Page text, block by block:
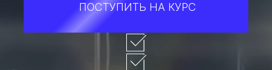
ПОСТУПИТЬ НА КУРС